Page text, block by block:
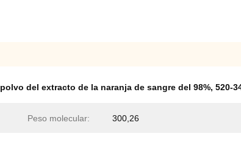
polvo del extracto de la naranja de sangre del 98%, 520-
Peso molecular: 300,26